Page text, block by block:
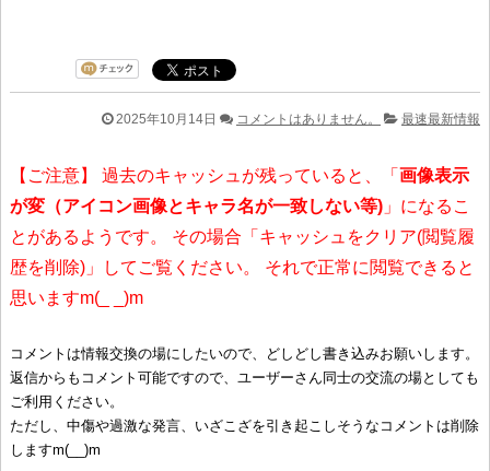
2025年10月14日 コメントはありません。 最速最新情報
【ご注意】 過去のキャッシュが残っていると、「 画像表示
が変（アイコン画像とキャラ名が一致しない等) 」になるこ
とがあるようです。 その場合「キャッシュをクリア(閲覧履
歴を削除)」してご覧ください。 それで正常に閲覧できると
思いますm(_ _)m
コメントは情報交換の場にしたいので、どしどし書き込みお願いします。
返信からもコメント可能ですので、ユーザーさん同士の交流の場としても
ご利用ください。
ただし、中傷や過激な発言、いざこざを引き起こしそうなコメントは削除
しますm(__)m